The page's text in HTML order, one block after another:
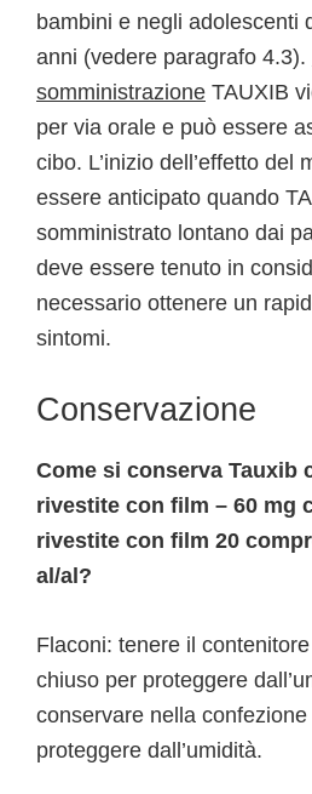
bambini e negli adolescenti
anni (vedere paragrafo 4.3).
somministrazione TAUXIB
per via orale e può essere
cibo. L’inizio dell’effetto del
essere anticipato quando
somministrato lontano dai
deve essere tenuto in
necessario ottenere un
sintomi.
Conservazione
Come si conserva Tauxib
rivestite con film – 60 mg
rivestite con film 20
al/al?
Flaconi: tenere il
chiuso per proteggere
conservare nella
proteggere dall’umidità.